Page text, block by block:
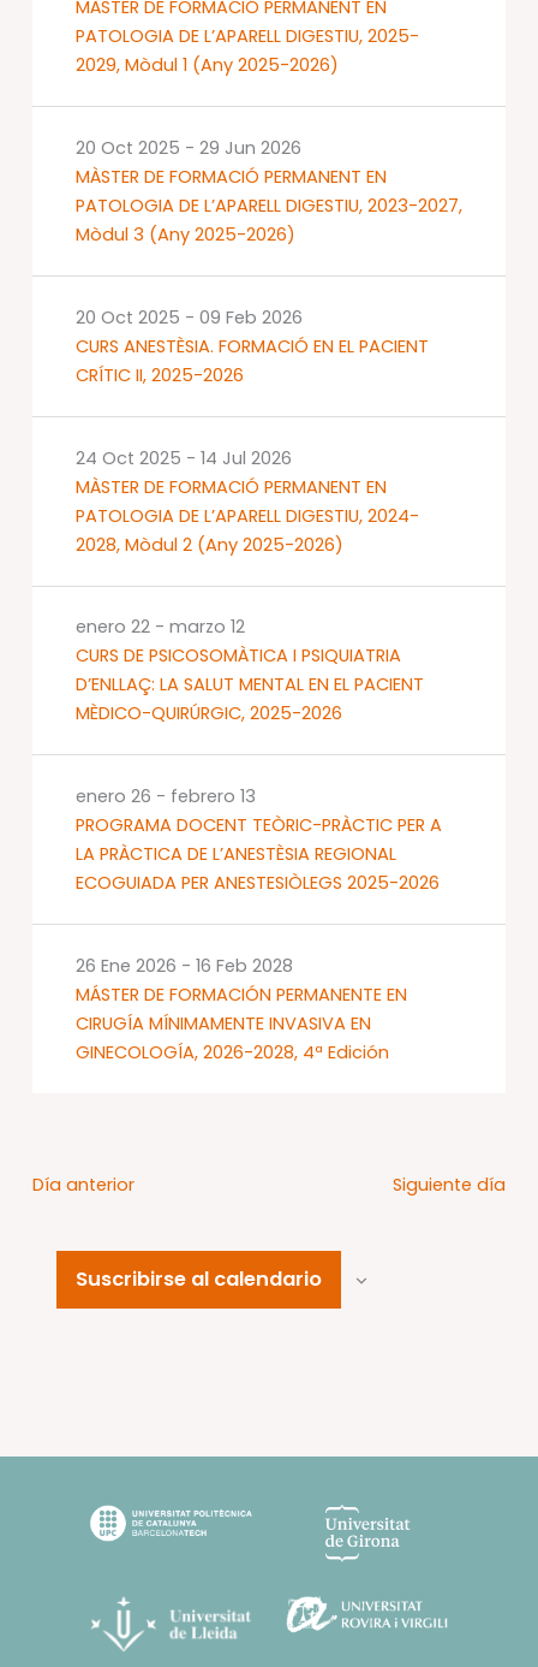
MÀSTER DE FORMACIÓ PERMANENT EN
PATOLOGIA DE L’APARELL DIGESTIU, 2025-
2029, Mòdul 1 (Any 2025-2026)
MÀSTER DE FORMACIÓ PERMANENT EN
PATOLOGIA DE L’APARELL DIGESTIU, 2023-2027,
Mòdul 3 (Any 2025-2026)
20 Oct 2025 - 29 Jun 2026
CURS ANESTÈSIA. FORMACIÓ EN EL PACIENT
CRÍTIC II, 2025-2026
20 Oct 2025 - 09 Feb 2026
MÀSTER DE FORMACIÓ PERMANENT EN
PATOLOGIA DE L’APARELL DIGESTIU, 2024-
2028, Mòdul 2 (Any 2025-2026)
24 Oct 2025 - 14 Jul 2026
CURS DE PSICOSOMÀTICA I PSIQUIATRIA
D’ENLLAÇ: LA SALUT MENTAL EN EL PACIENT
MÈDICO-QUIRÚRGIC, 2025-2026
enero 22- marzo 12
PROGRAMA DOCENT TEÒRIC-PRÀCTIC PER A
LA PRÀCTICA DE L’ANESTÈSIA REGIONAL
ECOGUIADA PER ANESTESIÒLEGS 2025-2026
enero 26 - febrero 13
MÁSTER DE FORMACIÓN PERMANENTE EN
CIRUGÍA MÍNIMAMENTE INVASIVA EN
GINECOLOGÍA, 2026-2028, 4ª Edición
26 Ene 2026 - 16 Feb 2028
Día anterior Siguiente día
Suscribirse al calendario